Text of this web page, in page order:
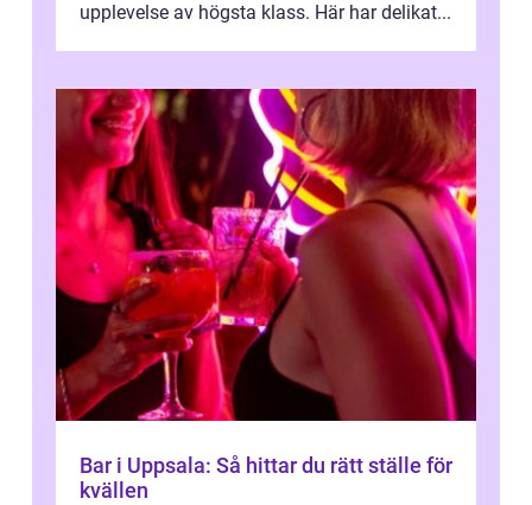
upplevelse av högsta klass. Här har delikat...
Bar i Uppsala: Så hittar du rätt ställe för
kvällen